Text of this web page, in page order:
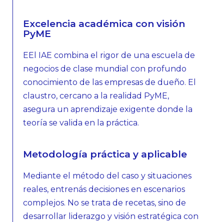
Excelencia académica con visión
PyME
EEl IAE combina el rigor de una escuela de
negocios de clase mundial con profundo
conocimiento de las empresas de dueño. El
claustro, cercano a la realidad PyME,
asegura un aprendizaje exigente donde la
teoría se valida en la práctica.
Metodología práctica y aplicable
Mediante el método del caso y situaciones
reales, entrenás decisiones en escenarios
complejos. No se trata de recetas, sino de
desarrollar liderazgo y visión estratégica con